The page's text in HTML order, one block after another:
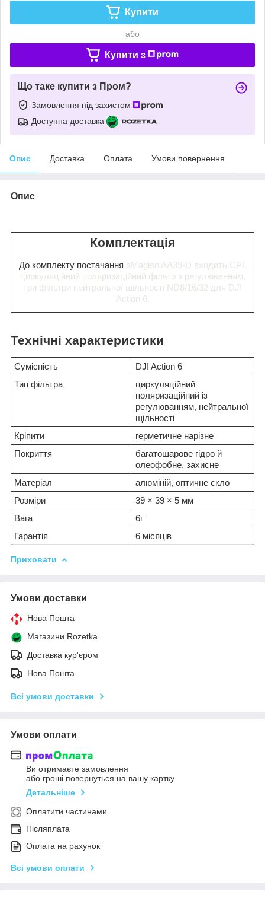
Купити
або
Купити з
Що таке купити з Пром?
Замовлення під захистом
Доступна доставка
Опис Доставка Оплата Умови повернення
Опис
Комплектація
До комплекту постачання aMagisn AA39-D входить CPL
циркуляційний поляризаційний фільтр з регулюванням,
три фільтри нейтральної щільності ND8/16/32 для DJI
Action 6.
Технічні характеристики
Сумісність
DJI Action 6
Тип фільтра
циркуляційний
поляризаційний із
регулюванням, нейтральної
щільності
Кріпити
герметичне нарізне
Покриття
багатошарове гідро й
олеофобне, захисне
Матеріал
алюміній, оптичне скло
Розміри
39 × 39 × 5 мм
Вага
6г
Гарантія
6 місяців
Приховати
Умови доставки
Нова Пошта
Магазини Rozetka
Доставка кур'єром
Нова Пошта
Всі умови доставки
Умови оплати
Ви отримаєте замовлення
або гроші повернуться на вашу картку
Детальніше
Оплатити частинами
Післяплата
Оплата на рахунок
Всі умови оплати